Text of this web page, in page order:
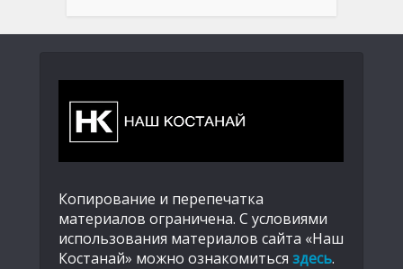
Копирование и перепечатка
материалов ограничена. С условиями
использования материалов сайта «Наш
Костанай» можно ознакомиться здесь.